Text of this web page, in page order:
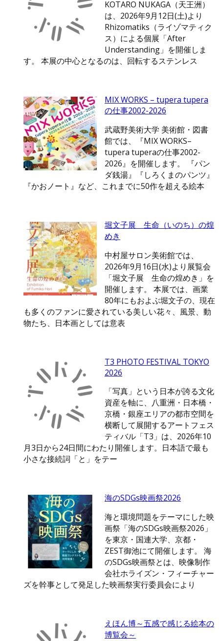
KOTARO NUKAGA（天王洲）
は、2026年9月12日(土)より
Rhizomatiks（ライゾマティク
ス）による個展「After
Understanding」を開催しま
す。 本展の中心となるのは、回転するステンレス
MIX WORKS – tupera tupera
の仕事2002-2026
武蔵野美術大学 美術館・図書
館では、『MIX WORKS–
tupera tuperaの仕事2002-
2026』を開催します。 『パン
ダ銭湯』『しろくまのパンツ』
『かおノート』など、これまでに50作を超える絵本
堀文子展 生命（いのち）の煌
めき
中村屋サロン美術館では、
2026年9月16日(水)より展覧会
「堀文子展 生命の煌めき」を
開催します。 本展では、画業
80年にもおよぶ堀文子の、現在
も多くのファンに愛されている美しい花々、風景、動
物たち、日本画としては意表
T3 PHOTO FESTIVAL TOKYO
2026
「写真」という日本が誇る文化
資産を軸に、八重洲・日本橋・
京橋・銀座エリアの都市空間を
横断して展開するアートフェス
ティバル「T3」は、2026年10
月3日から24日間にわたり開催します。日本語で最も
小さな接続詞「と」をテー
海のSDGs映画祭2026
海と環境問題をテーマにした映
画祭「海のSDGs映画祭2026」
を東京・国連大学、京都・
ZEST御池にて開催します。 海
のSDGs映画祭とは、映像制作
会社ホライズン・フィーチャー
ズを幹事として発足した映画祭実行委員会により
えほん博～五感で感じる絵本の
博覧会～